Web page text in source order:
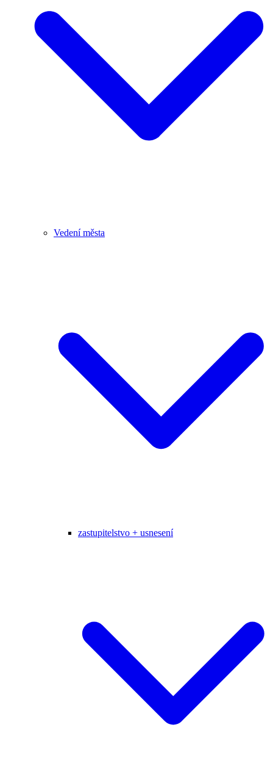
Vedení města
zastupitelstvo + usnesení